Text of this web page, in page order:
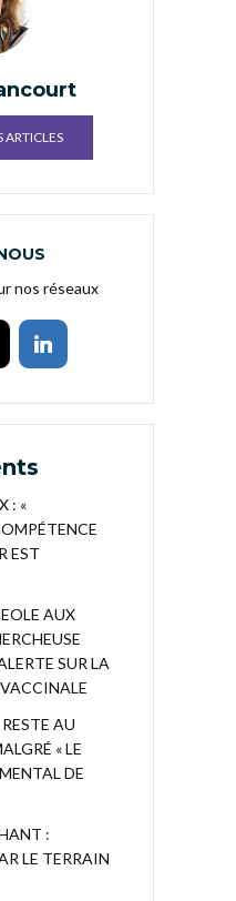
ARTICLES
nos réseaux
: «
EST
AUX
SUR LA
AU
« LE
DE
:
LE TERRAIN